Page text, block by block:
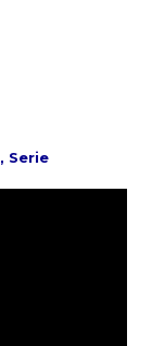
, Serie